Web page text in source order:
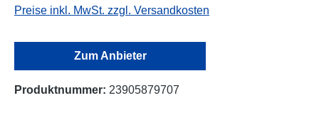
Preise inkl. MwSt. zzgl. Versandkosten
Zum Anbieter
Produktnummer: 23905879707